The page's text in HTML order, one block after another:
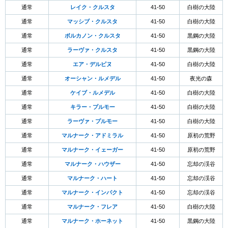
通常 レイク・クルスタ 41-50 白樹の大陸
通常 マッシブ・クルスタ 41-50 白樹の大陸
通常 ボルカノン・クルスタ 41-50 黒鋼の大陸
通常 ラーヴァ・クルスタ 41-50 黒鋼の大陸
通常 エア・デルピヌ 41-50 白樹の大陸
通常 オーシャン・ルメデル 41-50 夜光の森
通常 ケイブ・ルメデル 41-50 白樹の大陸
通常 キラー・プルモー 41-50 白樹の大陸
通常 ラーヴァ・プルモー 41-50 白樹の大陸
通常 マルナーク・アドミラル 41-50 原初の荒野
通常 マルナーク・イェーガー 41-50 原初の荒野
通常 マルナーク・ハウザー 41-50 忘却の渓谷
通常 マルナーク・ハート 41-50 忘却の渓谷
通常 マルナーク・インパクト 41-50 忘却の渓谷
通常 マルナーク・フレア 41-50 白樹の大陸
通常 マルナーク・ホーネット 41-50 黒鋼の大陸